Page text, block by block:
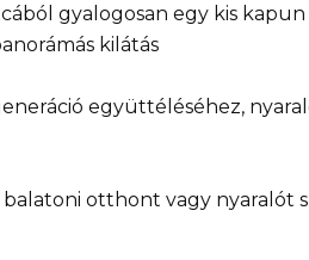
gyalogosan egy kis
kilátás
együttéléséhez,
otthont vagy nyaralót